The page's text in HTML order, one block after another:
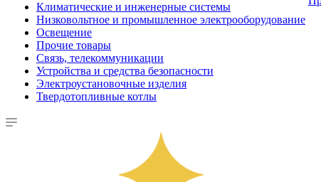
Климатические и инженерные системы
Низковольтное и промышленное электрооборудование
Освещение
Прочие товары
Связь, телекоммуникации
Устройства и средства безопасности
Электроустановочные изделия
Твердотопливные котлы